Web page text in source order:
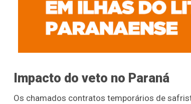
Impacto do veto no Paraná
Os chamados contratos temporários de